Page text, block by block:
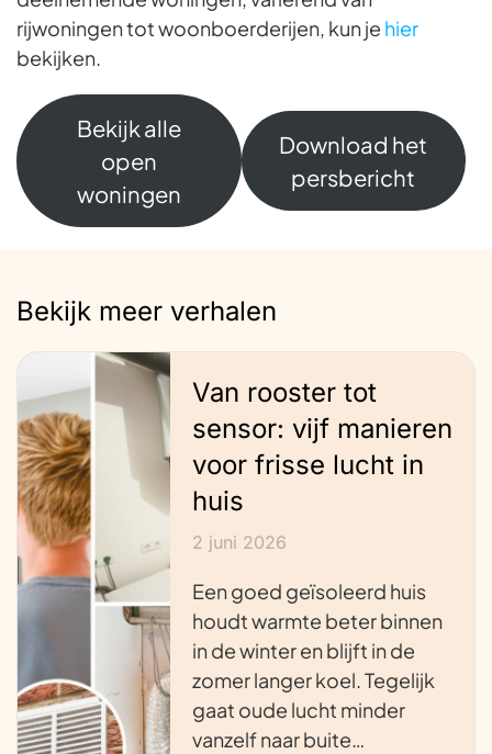
rijwoningen tot woonboerderijen, kun je hier
bekijken.
Bekijk alle
open
woningen
Download het
persbericht
Bekijk meer verhalen
Van rooster tot
sensor: vijf manieren
voor frisse lucht in
huis
2 juni 2026
Een goed geïsoleerd huis
houdt warmte beter binnen
in de winter en blijft in de
zomer langer koel. Tegelijk
gaat oude lucht minder
vanzelf naar buite…